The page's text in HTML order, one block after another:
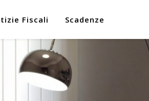
Fiscali Scadenze